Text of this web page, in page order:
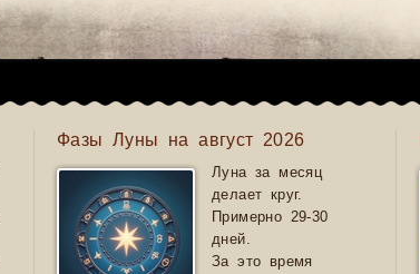
Фазы Луны на август 2026
Луна за месяц
делает круг.
Примерно 29-30
дней.
За это время